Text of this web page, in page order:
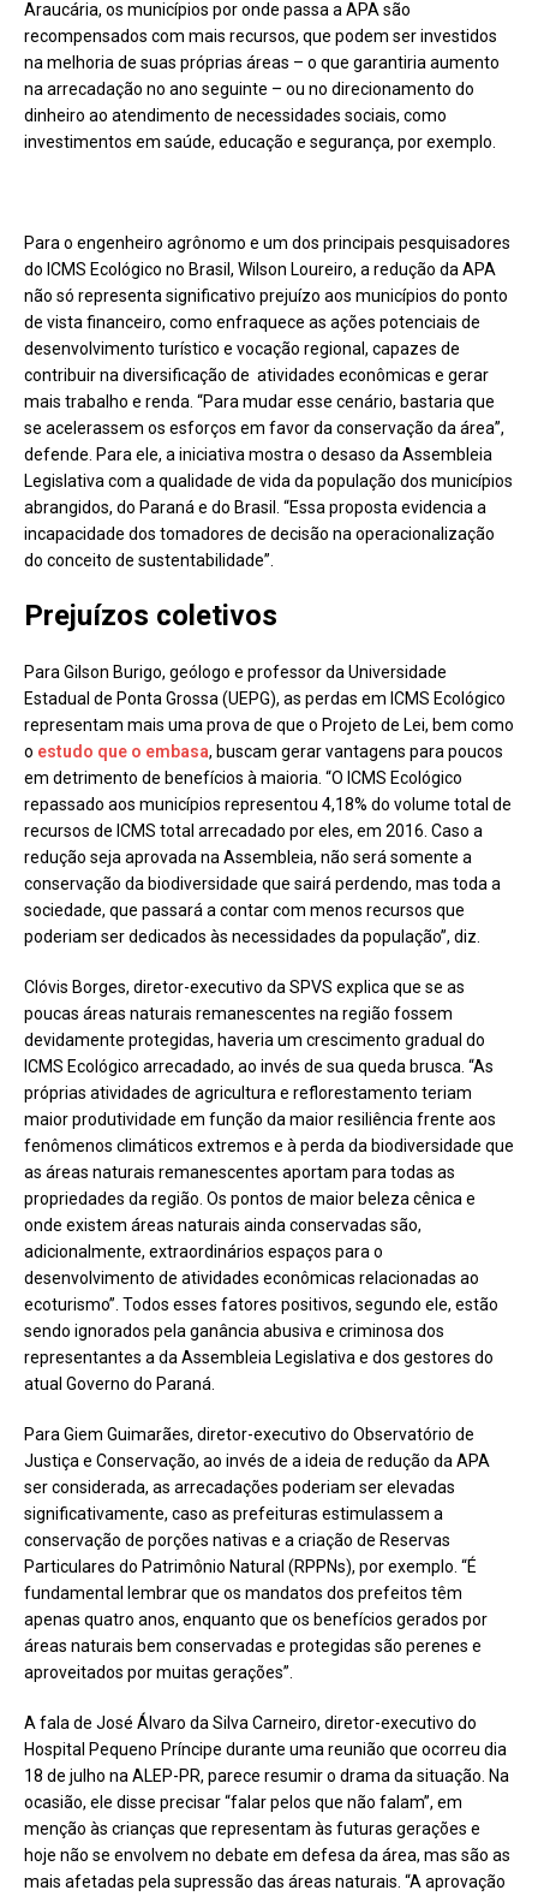
Araucária, os municípios por onde passa a APA são
recompensados com mais recursos, que podem ser investidos
na melhoria de suas próprias áreas – o que garantiria aumento
na arrecadação no ano seguinte – ou no direcionamento do
dinheiro ao atendimento de necessidades sociais, como
investimentos em saúde, educação e segurança, por exemplo.
Para o engenheiro agrônomo e um dos principais pesquisadores
do ICMS Ecológico no Brasil, Wilson Loureiro, a redução da APA
não só representa significativo prejuízo aos municípios do ponto
de vista financeiro, como enfraquece as ações potenciais de
desenvolvimento turístico e vocação regional, capazes de
contribuir na diversificação de atividades econômicas e gerar
mais trabalho e renda. “Para mudar esse cenário, bastaria que
se acelerassem os esforços em favor da conservação da área”,
defende. Para ele, a iniciativa mostra o desaso da Assembleia
Legislativa com a qualidade de vida da população dos municípios
abrangidos, do Paraná e do Brasil. “Essa proposta evidencia a
incapacidade dos tomadores de decisão na operacionalização
do conceito de sustentabilidade”.
Prejuízos coletivos
Para Gilson Burigo, geólogo e professor da Universidade
Estadual de Ponta Grossa (UEPG), as perdas em ICMS Ecológico
representam mais uma prova de que o Projeto de Lei, bem como
o estudo que o embasa, buscam gerar vantagens para poucos
em detrimento de benefícios à maioria. “O ICMS Ecológico
repassado aos municípios representou 4,18% do volume total de
recursos de ICMS total arrecadado por eles, em 2016. Caso a
redução seja aprovada na Assembleia, não será somente a
conservação da biodiversidade que sairá perdendo, mas toda a
sociedade, que passará a contar com menos recursos que
poderiam ser dedicados às necessidades da população”, diz.
Clóvis Borges, diretor-executivo da SPVS explica que se as
poucas áreas naturais remanescentes na região fossem
devidamente protegidas, haveria um crescimento gradual do
ICMS Ecológico arrecadado, ao invés de sua queda brusca. “As
próprias atividades de agricultura e reflorestamento teriam
maior produtividade em função da maior resiliência frente aos
fenômenos climáticos extremos e à perda da biodiversidade que
as áreas naturais remanescentes aportam para todas as
propriedades da região. Os pontos de maior beleza cênica e
onde existem áreas naturais ainda conservadas são,
adicionalmente, extraordinários espaços para o
desenvolvimento de atividades econômicas relacionadas ao
ecoturismo”. Todos esses fatores positivos, segundo ele, estão
sendo ignorados pela ganância abusiva e criminosa dos
representantes a da Assembleia Legislativa e dos gestores do
atual Governo do Paraná.
Para Giem Guimarães, diretor-executivo do Observatório de
Justiça e Conservação, ao invés de a ideia de redução da APA
ser considerada, as arrecadações poderiam ser elevadas
significativamente, caso as prefeituras estimulassem a
conservação de porções nativas e a criação de Reservas
Particulares do Patrimônio Natural (RPPNs), por exemplo. “É
fundamental lembrar que os mandatos dos prefeitos têm
apenas quatro anos, enquanto que os benefícios gerados por
áreas naturais bem conservadas e protegidas são perenes e
aproveitados por muitas gerações”.
A fala de José Álvaro da Silva Carneiro, diretor-executivo do
Hospital Pequeno Príncipe durante uma reunião que ocorreu dia
18 de julho na ALEP-PR, parece resumir o drama da situação. Na
ocasião, ele disse precisar “falar pelos que não falam”, em
menção às crianças que representam às futuras gerações e
hoje não se envolvem no debate em defesa da área, mas são as
mais afetadas pela supressão das áreas naturais. “A aprovação